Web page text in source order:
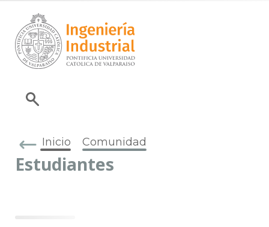
Inicio Comunidad
Estudiantes